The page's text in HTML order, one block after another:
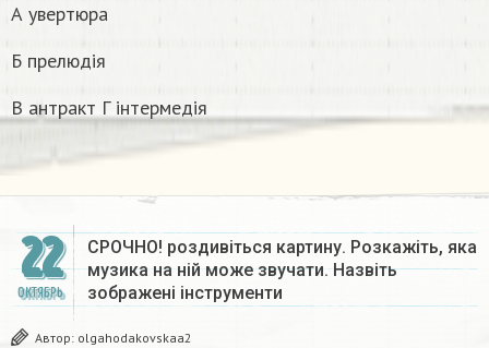
А увертюра
Б прелюдія
В антракт Г інтермедія
22
ОКТЯБРЬ
СРОЧНО! роздивіться картину. Розкажіть, яка
музика на ній може звучати. Назвіть
зображені інструменти
Автор: olgahodakovskaa2